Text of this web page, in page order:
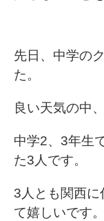
先日、中学の
た。
良い天気の中
中学2、3年生
た3人です。
3人とも関西
て嬉しいです。